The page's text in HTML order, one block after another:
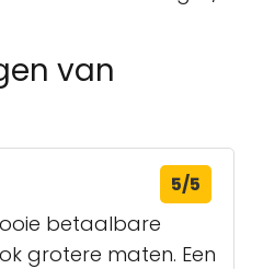
van
5/5
betaalbare
grotere maten. Een